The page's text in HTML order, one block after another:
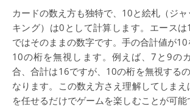
カードの数え方も独特で、10と絵札（ジャ
キング）は0として計算します。エース
ではそのままの数字です。手の合計値が10
10の桁を無視します。例えば、7と9の
合、合計は16ですが、10の桁を無視する
なります。この数え方さえ理解してしま
を任せるだけでゲームを楽しむことが可